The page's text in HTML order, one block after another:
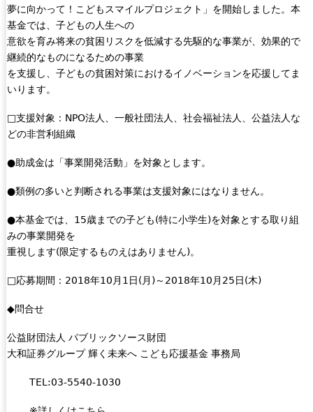
夢に向かって！こどもスマイルプロジェクト」を開始しました。本
基金では、子どもの人生への
意欲を育み将来の貧困リスクを低減する先駆的な事業が、効果的で
継続的なものになるための事業
を支援し、子どもの貧困対策におけるイノベーションを応援してま
いります。
□支援対象：NPO法人、一般社団法人、社会福祉法人、公益法人な
どの非営利組織
●助成金は「事業開発活動」を対象とします。
●類例の多いと判断される事業は支援対象にはなりません。
●本基金では、15歳までの子ども(特に小学生)を対象とする取り組
みの事業開発を
重視します(限定するものえはありません)。
□応募期間：2018年10月1日(月)～2018年10月25日(木)
◆問合せ
公益財団法人 パブリックソース財団
大和証券グループ 輝く未来へ こども応援基金 事務局
TEL:03-5540-1030